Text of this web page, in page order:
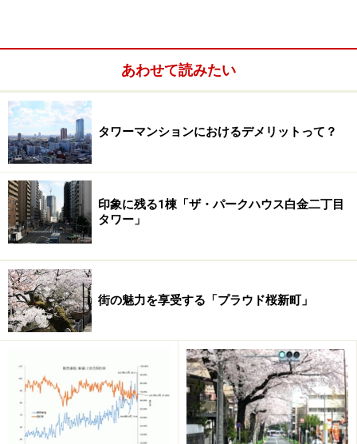
アトラス江戸川アパートメント
設計はネクストアークテクト&アソシエイツである。東
戸塚の大規模マンションや江戸川同潤会アパートメント
の建て替えなど、旭化成時代からのペアリング。外観デ
ザインは、これまでのシリーズを踏襲した淡いベージュ
に、開口部はダークブラウンで引き締めたスタイルだ。
南方向を向いた地形であるにもかかわらず、あえて真南
に建物を振り向け、雁行を施して、通風採光の向上を図
あわせて読みたい
タワーマンションにおけるデメリットって？
印象に残る1棟「ザ・パークハウス白金二丁目
タワー」
街の魅力を享受する「プラウド桜新町」